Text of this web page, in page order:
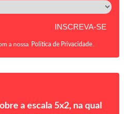
a nossa Política de Privacidade
a escala 5x2, na qual